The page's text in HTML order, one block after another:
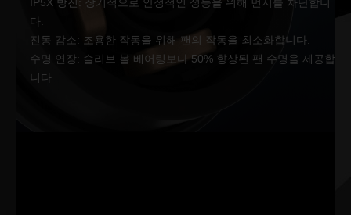
다.
진동 감소: 조용한 작동을 위해 팬의 작동을 최소화합니다.
수명 연장: 슬리브 볼 베어링보다 50% 향상된 팬 수명을 제공합
니다.